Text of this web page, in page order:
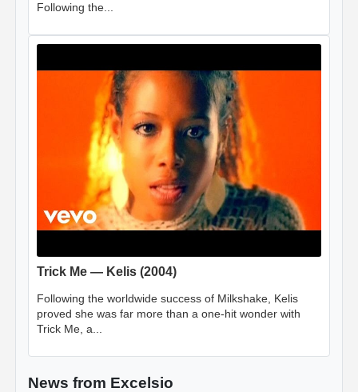
Following the...
Trick Me — Kelis (2004)
Following the worldwide success of Milkshake, Kelis
proved she was far more than a one-hit wonder with
Trick Me, a...
News from Excelsio